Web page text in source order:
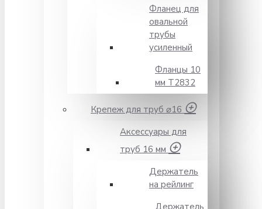
Фланец для
овальной
трубы
усиленный
Фланцы 10
мм Т2832
Крепеж для труб ⌀16
Аксессуары для
труб 16 мм
Держатель
на рейлинг
Держатель